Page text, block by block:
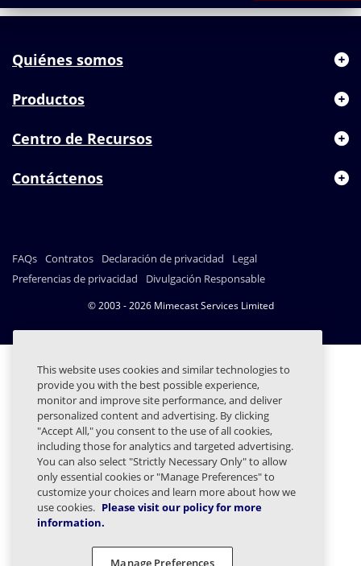
Quiénes somos
Productos
Centro de Recursos
Contáctenos
FAQs Contratos Declaración de privacidad
Legal
Preferencias de privacidad
Divulgación Responsable
© 2003 - 2026 Mimecast Services Limited
This website uses cookies and similar technologies to
provide you with the best possible experience,
monitor and improve site performance, and deliver
personalized content and advertising. By clicking
"Accept All," you consent to the use of all cookies,
including those for analytics and targeted advertising.
You can also select "Strictly Necessary Only" to allow
only essential cookies or "Manage Preferences" to
customize your choices and learn more about how we
use cookies. Please visit our policy for more
information.
Manage Preferences